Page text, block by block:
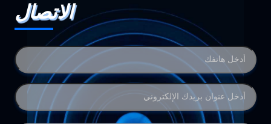
الاتصال